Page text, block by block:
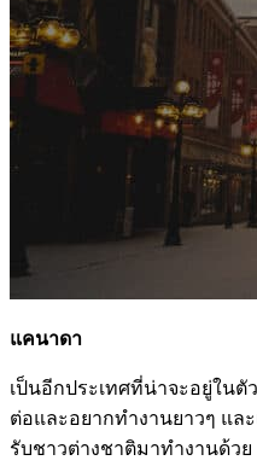
แคนาดา
เป็นอีกประเทศที่น่าจะอยู่ใน
ต่อและอยากทำงานยาวๆ แล
รับชาวต่างชาติมาทำงานด้วย